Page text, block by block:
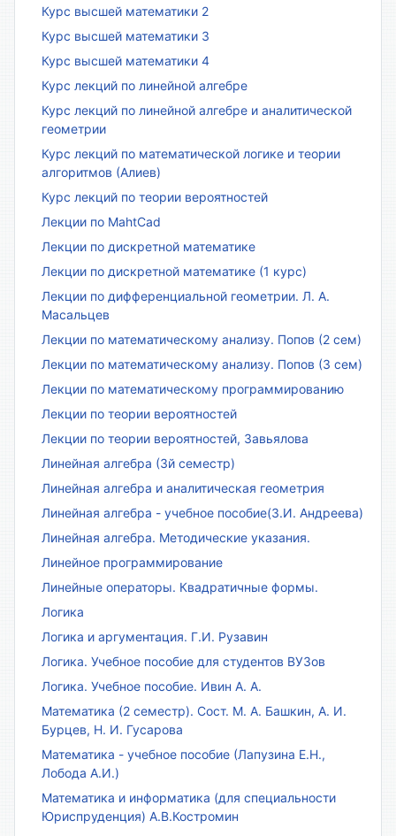
Курс высшей математики 2
Курс высшей математики 3
Курс высшей математики 4
Курс лекций по линейной алгебре
Курс лекций по линейной алгебре и аналитической
геометрии
Курс лекций по математической логике и теории
алгоритмов (Алиев)
Курс лекций по теории вероятностей
Лекции по MahtCad
Лекции по дискретной математике
Лекции по дискретной математике (1 курс)
Лекции по дифференциальной геометрии. Л. А.
Масальцев
Лекции по математическому анализу. Попов (2 сем)
Лекции по математическому анализу. Попов (3 сем)
Лекции по математическому программированию
Лекции по теории вероятностей
Лекции по теории вероятностей, Завьялова
Линейная алгебра (3й семестр)
Линейная алгебра и аналитическая геометрия
Линейная алгебра - учебное пособие(З.И. Андреева)
Линейная алгебра. Методические указания.
Линейное программирование
Линейные операторы. Квадратичные формы.
Логика
Логика и аргументация. Г.И. Рузавин
Логика. Учебное пособие для студентов ВУЗов
Логика. Учебное пособие. Ивин А. А.
Математика (2 семестр). Сост. М. А. Башкин, А. И.
Бурцев, Н. И. Гусарова
Математика - учебное пособие (Лапузина Е.Н.,
Лобода А.И.)
Математика и информатика (для специальности
Юриспруденция) А.В.Костромин